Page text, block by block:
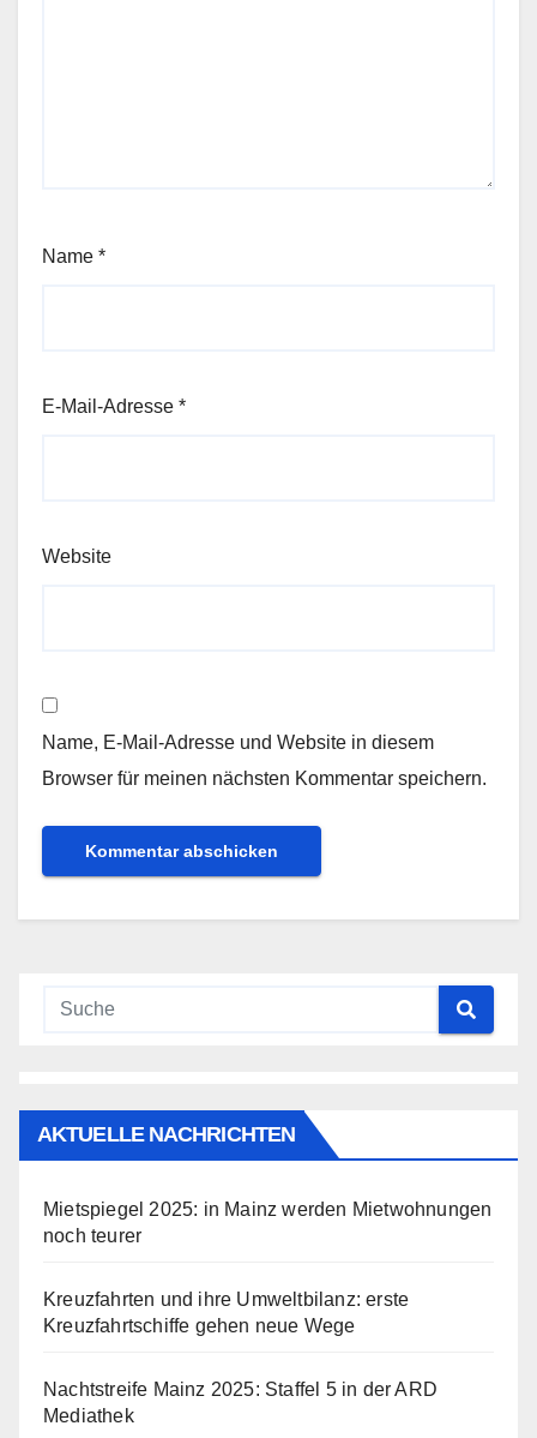
Name *
E-Mail-Adresse *
Website
Name, E-Mail-Adresse und Website in diesem
Browser für meinen nächsten Kommentar speichern.
AKTUELLE NACHRICHTEN
Mietspiegel 2025: in Mainz werden Mietwohnungen
noch teurer
Kreuzfahrten und ihre Umweltbilanz: erste
Kreuzfahrtschiffe gehen neue Wege
Nachtstreife Mainz 2025: Staffel 5 in der ARD
Mediathek